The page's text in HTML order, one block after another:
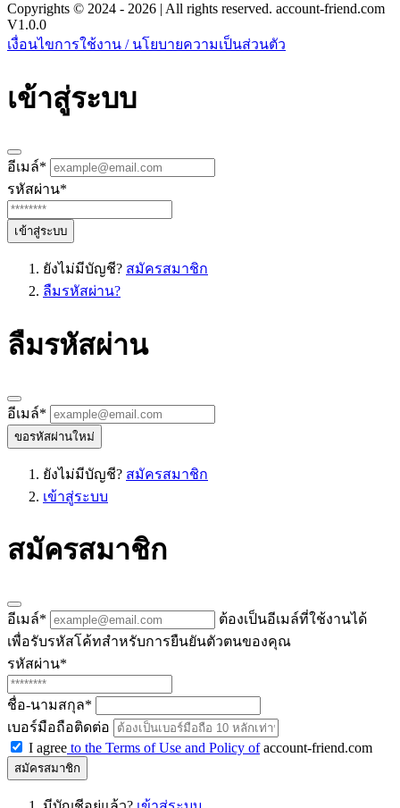
Copyrights © 2024 - 2026 | All rights reserved. account-friend.com
V1.0.0
เงื่อนไขการใช้งาน / นโยบายความเป็นส่วนตัว
เข้าสู่ระบบ
อีเมล์*
รหัสผ่าน*
เข้าสู่ระบบ
ยังไม่มีบัญชี? สมัครสมาชิก
ลืมรหัสผ่าน?
ลืมรหัสผ่าน
อีเมล์*
ขอรหัสผ่านใหม่
ยังไม่มีบัญชี? สมัครสมาชิก
เข้าสู่ระบบ
สมัครสมาชิก
อีเมล์*
ต้องเป็นอีเมล์ที่ใช้งานได้
เพื่อรับรหัสโค้ทสำหรับการยืนยันตัวตนของคุณ
รหัสผ่าน*
ชื่อ-นามสกุล*
เบอร์มือถือติดต่อ
I agree to the Terms of Use and Policy ofaccount-friend.com
สมัครสมาชิก